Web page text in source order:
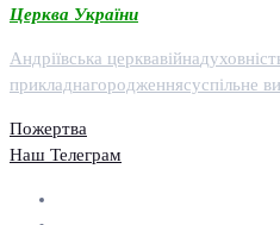
Церква України
Андріївська церквавійна
прикладнагородженнясуспільне
Пожертва
Наш Телеграм